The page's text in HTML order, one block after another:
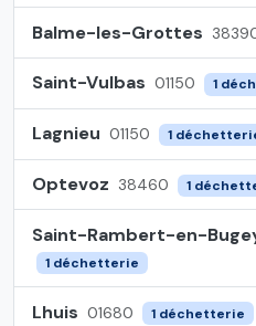
Balme-les-Grottes
Saint-Vulbas 01150 1
Lagnieu 01150 1
Optevoz 38460 1
Saint-Rambert-en-
1 déchetterie
Lhuis 01680 1 déchetterie